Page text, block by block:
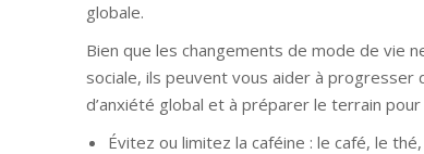
globale.
Bien que les changements de mode de vie
sociale, ils peuvent vous aider à
d’anxiété global et à préparer le terrain
Évitez ou limitez la caféine : le café, le